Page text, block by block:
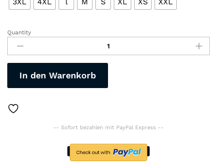
2022
Raudax
Sport
Team
Training
Radfahren
Atmungsaktiv
Quantity
In den Warenkorb
-- Sofort bezahlen mit PayPal Express --